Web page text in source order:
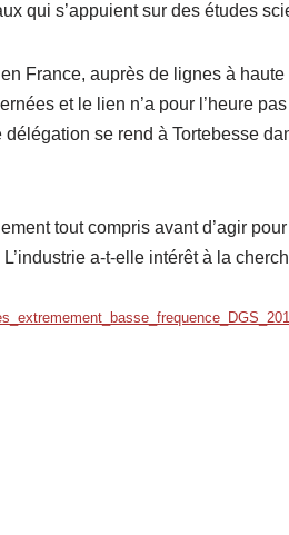
qui s’appuient sur des études
France, auprès de lignes à
et le lien n’a pour l’heure
se rend à Tortebesse
tout compris avant d’agir
a-t-elle intérêt à la